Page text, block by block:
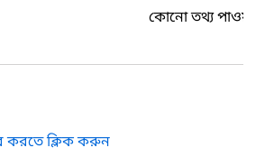
কোনো তথ্য পাওয়া
করতে ক্লিক করুন